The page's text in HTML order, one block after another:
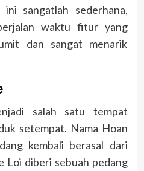
ini sangatlah sederhana,
waktu fitur yang
dan sangat menarik
salah satu tempat
setempat. Nama Hoan
kembali berasal dari
Loi diberi sebuah pedang